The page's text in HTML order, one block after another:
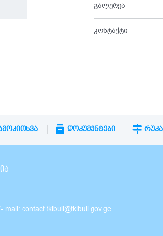
გალერეა
კონტაქტი
ᲓᲝᲙᲣᲛᲔᲜᲢᲔᲑᲘ ᲠᲣᲙᲐ
contact.tkibuli@tkibuli.gov.ge